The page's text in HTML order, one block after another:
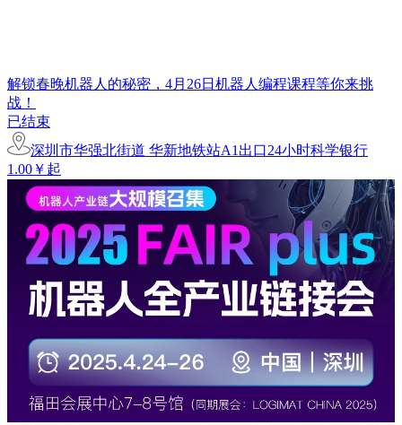
解锁春晚机器人的秘密，4月26日机器人编程课程等你来挑
战！
已结束
深圳市华强北街道 华新地铁站A1出口24小时科学银行
1.00￥起